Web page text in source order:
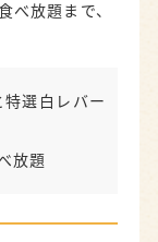
べ放題まで、
特選白レバー
放題